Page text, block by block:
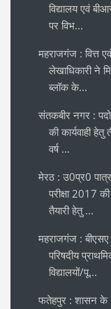
विद्यालय एवं
पर विभ...
महराजगंज : वित्त एवं
लेखाधिकारी ने
ब्लॉक के...
संतकबीर नगर :
की कार्यवाही हेतु
वर्ष ...
मेरठ : उ0प्र0
परीक्षा 2017 की
तैयारी हेतु ...
महराजगंज :
परिषदीय
विद्यालयों/पू...
फतेहपुर : शासन के